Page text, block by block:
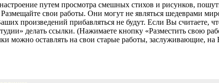
путем просмотра смешных стихов и рисунков,
Размещайте свои работы. Они могут не являться шедеврами
произведений прибавляться не будут. Если Вы
делать ссылки. (Нажимаете кнопку «Разместить свою
можно оставлять на свои старые работы, заслуживающие, на